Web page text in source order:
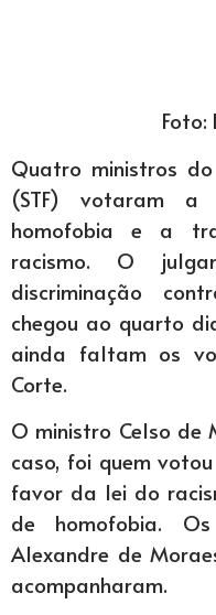
Quatro ministros do
(STF) votaram
homofobia e a
racismo. O
discriminação
chegou ao quarto
ainda faltam os
Corte.
O ministro Celso de
caso, foi quem
favor da lei do
de homofobia. Os
Alexandre de
acompanharam.